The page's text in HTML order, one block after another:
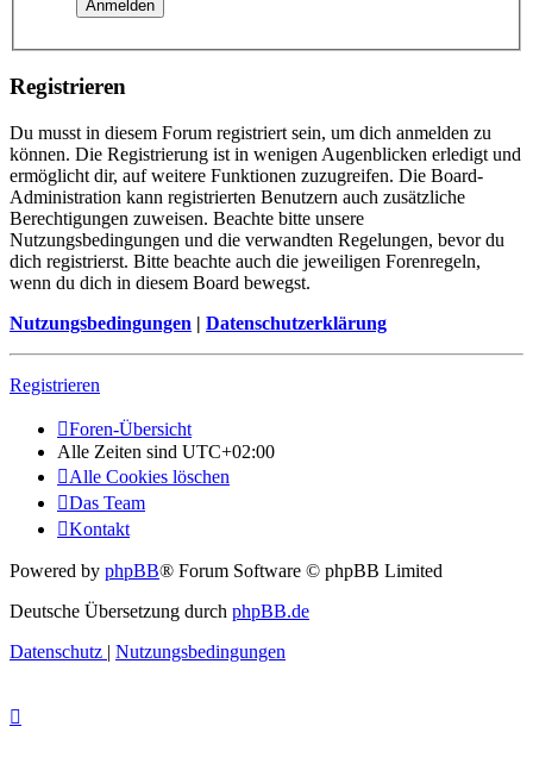
Registrieren
Du musst in diesem Forum registriert sein, um dich anmelden zu
können. Die Registrierung ist in wenigen Augenblicken erledigt und
ermöglicht dir, auf weitere Funktionen zuzugreifen. Die Board-
Administration kann registrierten Benutzern auch zusätzliche
Berechtigungen zuweisen. Beachte bitte unsere
Nutzungsbedingungen und die verwandten Regelungen, bevor du
dich registrierst. Bitte beachte auch die jeweiligen Forenregeln,
wenn du dich in diesem Board bewegst.
Nutzungsbedingungen | Datenschutzerklärung
Registrieren
Foren-Übersicht
Alle Zeiten sind UTC+02:00
Alle Cookies löschen
Das Team
Kontakt
Powered by phpBB® Forum Software © phpBB Limited
Deutsche Übersetzung durch phpBB.de
Datenschutz | Nutzungsbedingungen